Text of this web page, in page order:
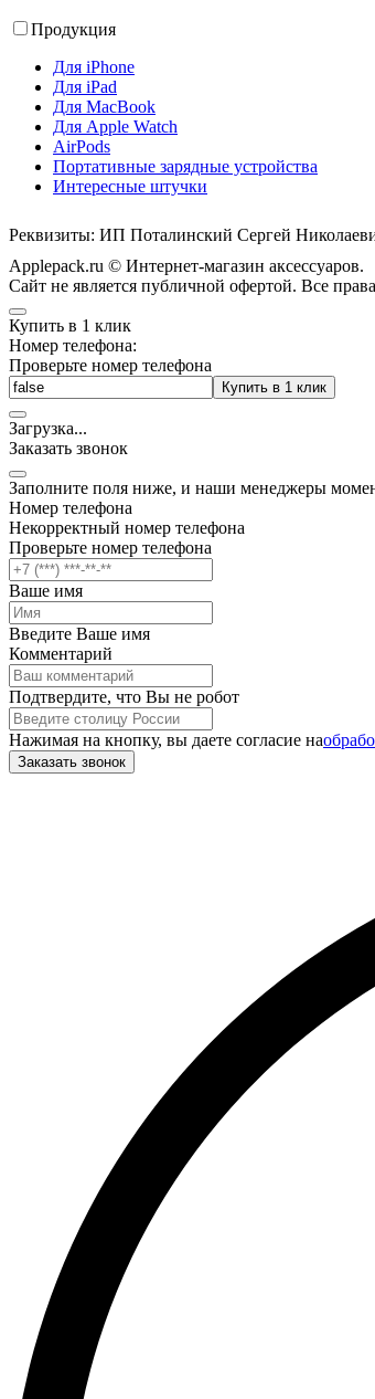
Продукция
Для iPhone
Для iPad
Для MacBook
Для Apple Watch
AirPods
Портативные зарядные устройства
Интересные штучки
Реквизиты: ИП Поталинский Сергей
Applepack.ru © Интернет-магазин аксессуаров.
Cайт не является публичной офертой. Все
Купить в 1 клик
Номер телефона:
Проверьте номер телефона
Купить в 1 клик
Загрузка...
Заказать звонок
Заполните поля ниже, и наши менеджеры
Номер телефона
Некорректный номер телефона
Проверьте номер телефона
Ваше имя
Введите Ваше имя
Комментарий
Подтвердите, что Вы не робот
Нажимая на кнопку, вы даете согласие на
Заказать звонок